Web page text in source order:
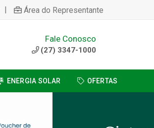
| Área do Representante
Fale Conosco
(27) 3347-1000
ENERGIA SOLAR OFERTAS